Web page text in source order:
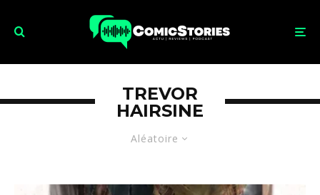
Aléatoire
TREVOR
HAIRSINE